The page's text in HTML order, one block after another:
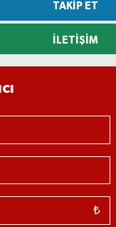
TAKIP ET
İLETIŞIM
₺